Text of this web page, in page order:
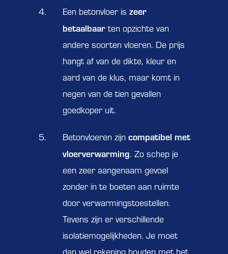
Een betonvloer iszeer
betaalbaar ten opzichte van
andere soorten vloeren. De prijs
hangt af van de dikte, kleur en
aard van de klus, maar komt in
negen van de tien gevallen
goedkoper uit.
Betonvloeren zijncompatibel met
vloerverwarming. Zo schep je
een zeer aangenaam gevoel
zonder in te boeten aan ruimte
door verwarmingstoestellen.
Tevens zijn er verschillende
isolatiemogelijkheden. Je moet